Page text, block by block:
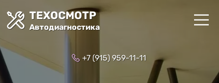
ТЕХОСМОТР
Автодиагностика
+7 (915) 959-11-11